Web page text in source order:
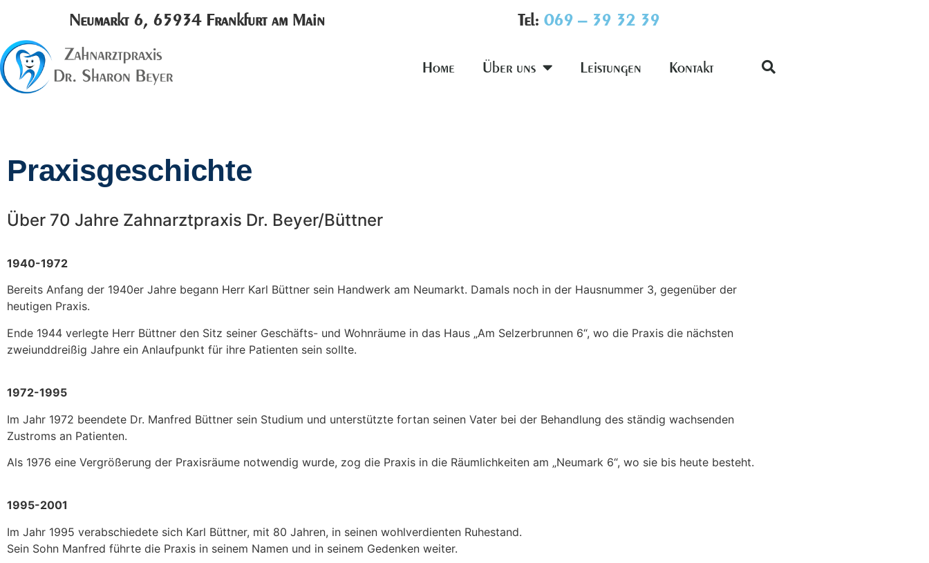
Neumarkt 6, 65934 Frankfurt am Main Tel: 069 – 39 32 39
Home Über uns Leistungen Kontakt
Praxisgeschichte
Über 70 Jahre Zahnarztpraxis Dr. Beyer/Büttner
1940-1972
Bereits Anfang der 1940er Jahre begann Herr Karl Büttner sein Handwerk am Neumarkt. Damals noch in der Hausnummer 3, gegenüber der
heutigen Praxis.
Ende 1944 verlegte Herr Büttner den Sitz seiner Geschäfts- und Wohnräume in das Haus „Am Selzerbrunnen 6“, wo die Praxis die nächsten
zweiunddreißig Jahre ein Anlaufpunkt für ihre Patienten sein sollte.
1972-1995
Im Jahr 1972 beendete Dr. Manfred Büttner sein Studium und unterstützte fortan seinen Vater bei der Behandlung des ständig wachsenden
Zustroms an Patienten.
Als 1976 eine Vergrößerung der Praxisräume notwendig wurde, zog die Praxis in die Räumlichkeiten am „Neumark 6“, wo sie bis heute besteht.
1995-2001
Im Jahr 1995 verabschiedete sich Karl Büttner, mit 80 Jahren, in seinen wohlverdienten Ruhestand.
Sein Sohn Manfred führte die Praxis in seinem Namen und in seinem Gedenken weiter.